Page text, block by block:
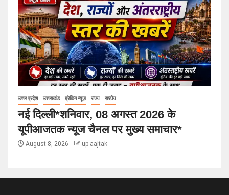
उत्तर प्रदेश उत्तराखंड ब्रेकिंग न्यूज़ राज्य राष्टीय
नई दिल्ली*शनिवार, 08 अगस्त 2026 के
यूपीआजतक न्यूज चैनल पर मुख्य समाचार*
August 8, 2026 up aajtak